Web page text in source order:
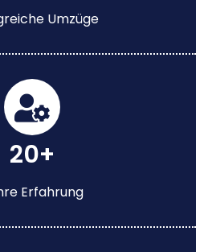
Umzüge
20+
Erfahrung